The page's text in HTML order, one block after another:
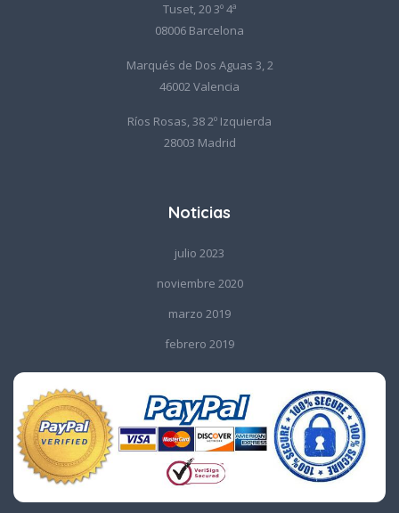
Tuset, 20 3º 4ª
08006 Barcelona
Marqués de Dos Aguas 3, 2
46002 Valencia
Ríos Rosas, 38 2º Izquierda
28003 Madrid
Noticias
julio 2023
noviembre 2020
marzo 2019
febrero 2019